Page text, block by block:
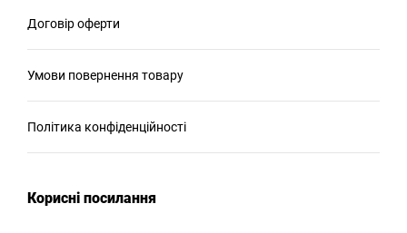
Договір оферти
Умови повернення товару
Політика конфіденційності
Корисні посилання